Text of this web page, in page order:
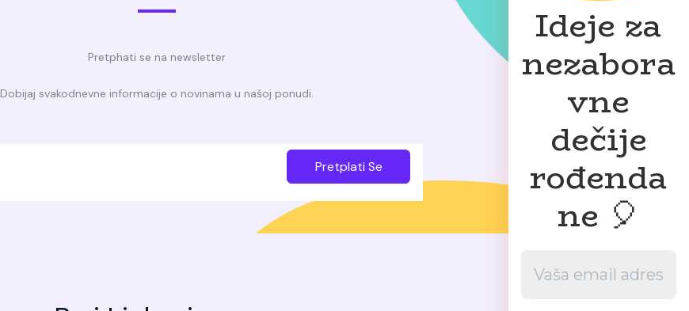
Ideje za
nezabora
vne
dečije
rođenda
ne 🎈
Pretphati se na newsletter
Dobijaj svakodnevne informacije o novinama u našoj ponudi.
Pretplati Se